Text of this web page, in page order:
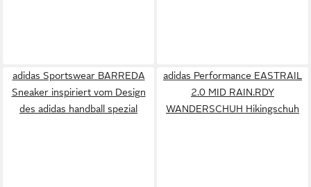
adidas Sportswear BARREDA
Sneaker inspiriert vom Design
des adidas handball spezial
adidas Performance EASTRAIL
2.0 MID RAIN.RDY
WANDERSCHUH Hikingschuh